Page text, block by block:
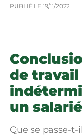
PUBLIÉ LE 19/11/2022
de travail
un salarié
Que se passe-